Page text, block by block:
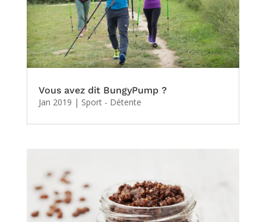
Vous avez dit BungyPump ?
Jan 2019 | Sport - Détente